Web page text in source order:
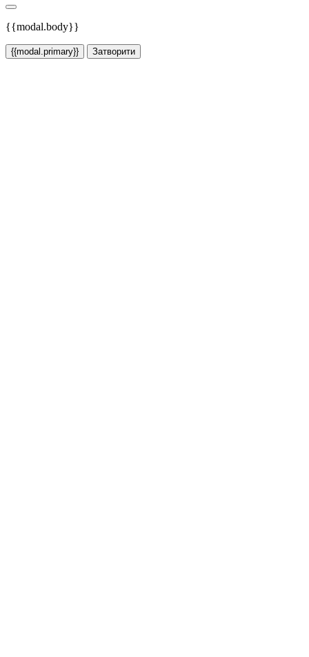
{{modal.body}}
{{modal.primary}} Затворити